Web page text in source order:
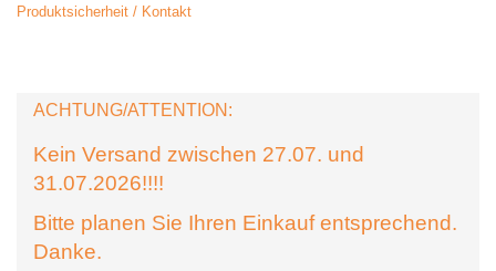
Produktsicherheit / Kontakt
ACHTUNG/ATTENTION:
Kein Versand zwischen 27.07. und
31.07.2026!!!!
Bitte planen Sie Ihren Einkauf entsprechend.
Danke.